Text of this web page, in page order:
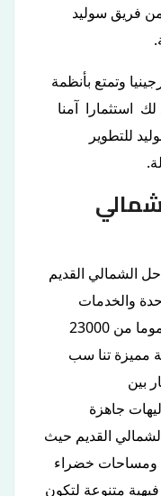
فريق سوليد
وتمتع بأنظمة
استثمارا آمنا
للتطوير
الشمالي القديم
والخدمات
المقدمة ومع ذلك تتراوح الأسعار عموما من 23000
مميزة تنا سب
بين
جاهزة
القديم حيث
ومساحات خضراء
متنوعة لتكون